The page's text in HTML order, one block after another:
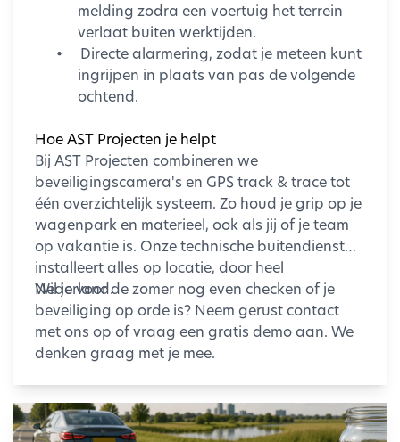
melding zodra een voertuig het terrein
verlaat buiten werktijden.
•
Directe alarmering, zodat je meteen kunt
ingrijpen in plaats van pas de volgende
ochtend.
Hoe AST Projecten je helpt
Bij AST Projecten combineren we
beveiligingscamera's en GPS track & trace tot
één overzichtelijk systeem. Zo houd je grip op je
wagenpark en materieel, ook als jij of je team
op vakantie is. Onze technische buitendienst
installeert alles op locatie, door heel
Nederland.
Wil je voor de zomer nog even checken of je
beveiliging op orde is? Neem gerust contact
met ons op of vraag een gratis demo aan. We
denken graag met je mee.